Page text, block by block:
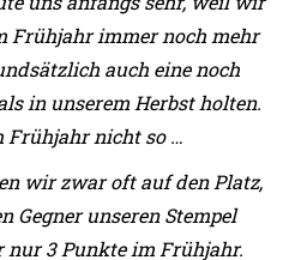
Frühjahr immer noch mehr
auch eine noch
in unserem Herbst holten.
Frühjahr nicht so …
wir zwar oft auf den Platz,
Gegner unseren Stempel
nur 3 Punkte im Frühjahr.